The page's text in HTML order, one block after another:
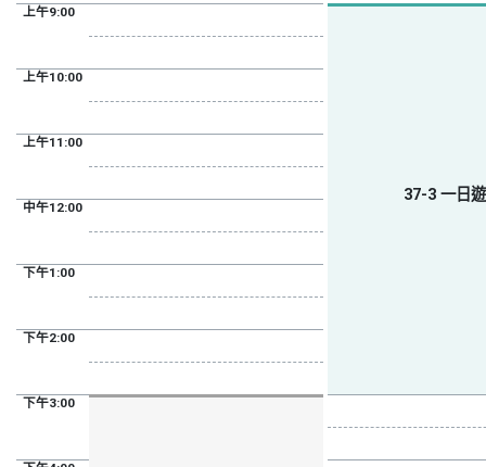
上午9:00
37-3 一日遊
上午10:00
上午11:00
中午12:00
下午1:00
下午2:00
下午3:00